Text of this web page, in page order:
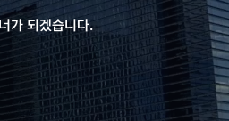
가 되겠습니다.